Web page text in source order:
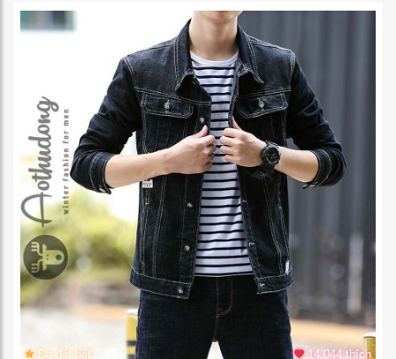
Đã đặt hết 14.044 thích